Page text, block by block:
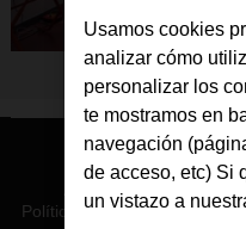
©
Accesibilidad
Lectura
Política de privacidad
Usamos cookies
analizar cómo
personalizar los
te mostramos en
navegación
de acceso, etc) Si
un vistazo a